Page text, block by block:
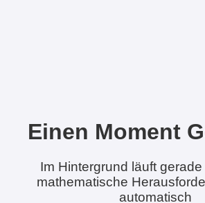
Einen Moment
Im Hintergrund läuft
mathematische
automatisch